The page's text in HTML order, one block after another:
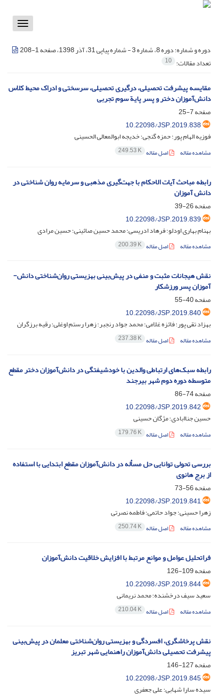
Toggle
دوره و شماره:دوره 8، شماره 3 - شماره پیاپی 31، آذر 1398، صفحه 1-208
تعداد مقالات: 10
مقایسه پیشرفت تحصیلی، درگیری تحصیلی، سرسختی و ادراک محیط کلاس
دانش‌آموزان دختر و پسر پایة سوم تجربی
صفحه7-25
10.22098/JSP.2019.838
فوزیه الهام پور؛ حمزه گنجی؛ خدیجه ابوالمعالی الحسینی
مشاهده مقاله اصل مقاله 249.53 K
رابطه مباحث آیات الاحکام با جهت‌گیری مذهبی و سرمایه روان شناختی در
دانش آموزان
صفحه26-39
10.22098/JSP.2019.839
بهنام بهاری اودلو؛ فرهاد ادریسی؛ محمد حسین صائینی؛ حسین مرادی
مشاهده مقاله اصل مقاله 200.39 K
نقش هیجانات مثبت و منفی در پیش‌بینی بهزیستی روان‌شناختی دانش-
آموزان پسر ورزشکار
صفحه40-55
10.22098/JSP.2019.840
بهزاد تقی پور؛ فائزه غلامی؛ محمد جواد رنجبر؛ زهرا رستم اوغلی؛ رقیه برزگران
مشاهده مقاله اصل مقاله 237.38 K
رابطه سبک‌های ارتباطی والدین با خودشیفتگی در دانش‌آموزان دختر مقطع
متوسطه دوره دوم شهر بیرجند
صفحه74-86
10.22098/JSP.2019.842
حسین جناابادی؛ مژگان حسینی
مشاهده مقاله اصل مقاله 179.76 K
بررسی تحولی توانایی حل مسأله در دانش‌آموزان مقطع ابتدایی با استفاده
از برج هانوی
صفحه56-73
10.22098/JSP.2019.841
زهرا حسینی؛ جواد حاتمی؛ فاطمه نصرتی
مشاهده مقاله اصل مقاله 250.74 K
فراتحلیل عوامل و موانع مرتبط با افزایش خلاقیت دانش‌آموزان
صفحه109-126
10.22098/JSP.2019.844
سعید سیف درخشنده؛ محمد نریمانی
مشاهده مقاله اصل مقاله 210.04 K
نقش پرخاشگری، افسردگی و بهزیستی روان‌شناختی معلمان در پیش‌بینی
پیشرفت تحصیلی دانش‌آموزان راهنمایی شهر تبریز
صفحه127-146
10.22098/JSP.2019.845
سیده سارا شهابی؛ علی جعفری